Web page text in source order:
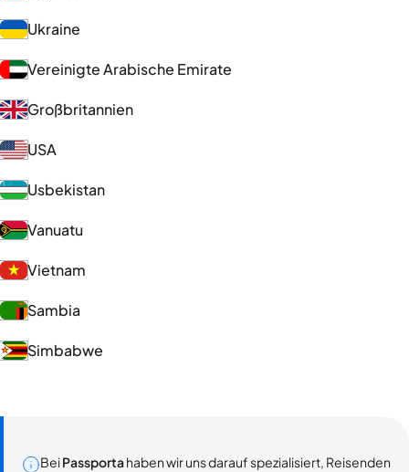
Ukraine
Vereinigte Arabische Emirate
Großbritannien
USA
Usbekistan
Vanuatu
Vietnam
Sambia
Simbabwe
BeiPassportahaben wir uns darauf spezialisiert, Reisenden